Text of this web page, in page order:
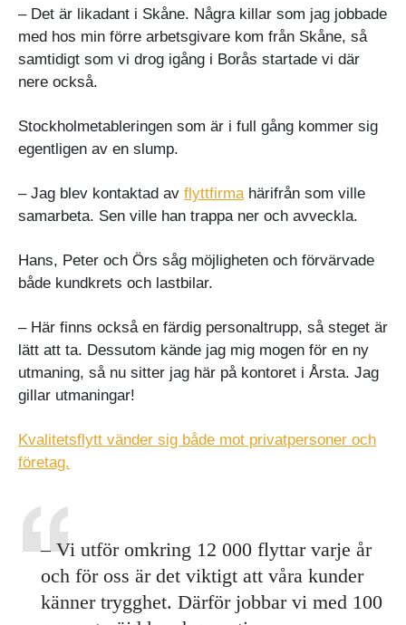
– Det är likadant i Skåne. Några killar som jag jobbade
med hos min förre arbetsgivare kom från Skåne, så
samtidigt som vi drog igång i Borås startade vi där
nere också.
Stockholmetableringen som är i full gång kommer sig
egentligen av en slump.
– Jag blev kontaktad av flyttfirma härifrån som ville
samarbeta. Sen ville han trappa ner och avveckla.
Hans, Peter och Örs såg möjligheten och förvärvade
både kundkrets och lastbilar.
– Här finns också en färdig personaltrupp, så steget är
lätt att ta. Dessutom kände jag mig mogen för en ny
utmaning, så nu sitter jag här på kontoret i Årsta. Jag
gillar utmaningar!
Kvalitetsflytt vänder sig både mot privatpersoner och
företag.
– Vi utför omkring 12 000 flyttar varje år
och för oss är det viktigt att våra kunder
känner trygghet. Därför jobbar vi med 100